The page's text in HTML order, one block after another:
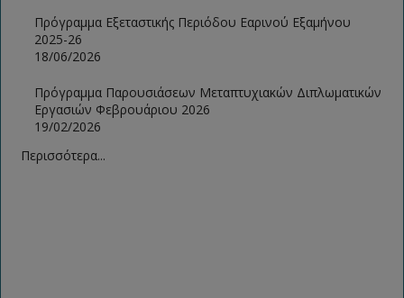
Πρόγραμμα Εξεταστικής Περιόδου Εαρινού Εξαμήνου
2025-26
18/06/2026
Πρόγραμμα Παρουσιάσεων Μεταπτυχιακών Διπλωματικών
Εργασιών Φεβρουάριου 2026
19/02/2026
Περισσότερα...